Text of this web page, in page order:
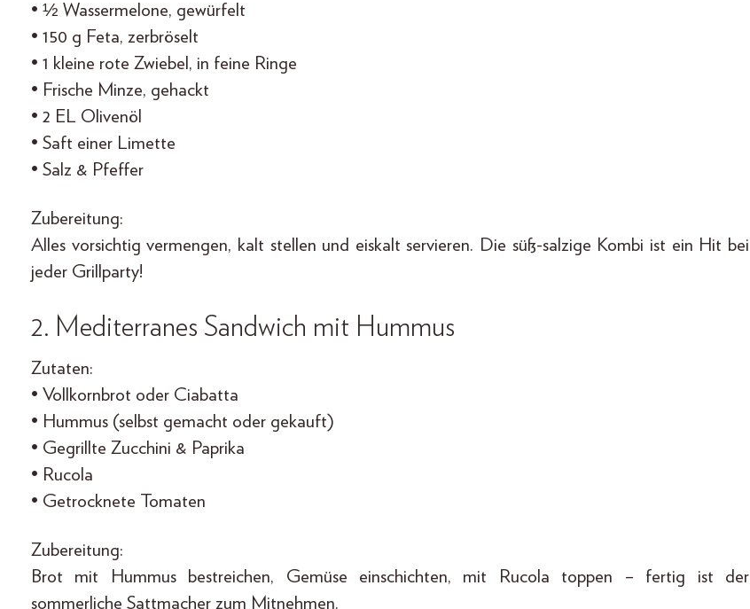
• ½ Wassermelone, gewürfelt
• 150 g Feta, zerbröselt
• 1 kleine rote Zwiebel, in feine Ringe
• Frische Minze, gehackt
• 2 EL Olivenöl
• Saft einer Limette
• Salz & Pfeffer
Zubereitung:
Alles vorsichtig vermengen, kalt stellen und eiskalt servieren. Die süß-salzige Kombi ist ein Hit bei
jeder Grillparty!
2. Mediterranes Sandwich mit Hummus
Zutaten:
• Vollkornbrot oder Ciabatta
• Hummus (selbst gemacht oder gekauft)
• Gegrillte Zucchini & Paprika
• Rucola
• Getrocknete Tomaten
Zubereitung:
Brot mit Hummus bestreichen, Gemüse einschichten, mit Rucola toppen – fertig ist der
sommerliche Sattmacher zum Mitnehmen.